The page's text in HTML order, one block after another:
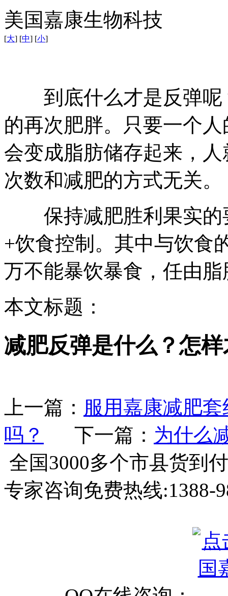
美国嘉康生物科技
[大] [中] [小]
到底什么才是反弹呢
的再次肥胖。只要一个
会变成脂肪储存起来，
次数和减肥的方式无关。
保持减肥胜利果实的
+饮食控制。其中与饮食
万不能暴饮暴食，任由
本文标题：
减肥反弹是什么？怎
上一篇： 服用嘉康减肥
吗？
下一篇： 为什么
全国3000多个市县货到
专家咨询免费热线:1388-